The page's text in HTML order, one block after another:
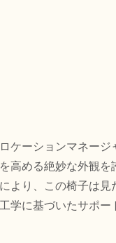
ケーションマネージ
高める絶妙な外観を
より、この椅子は見
学に基づいたサポー